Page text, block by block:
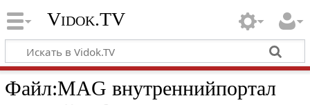
Vidok.TV
Файл:MAG внутреннийпортал